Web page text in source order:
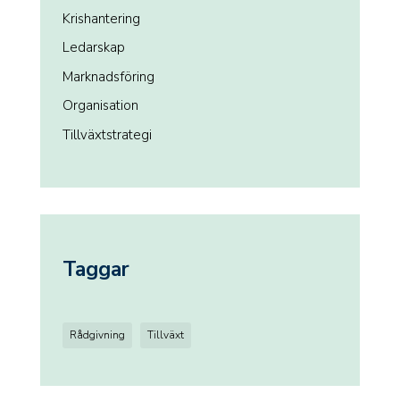
Krishantering
Ledarskap
Marknadsföring
Organisation
Tillväxtstrategi
Taggar
Rådgivning Tillväxt